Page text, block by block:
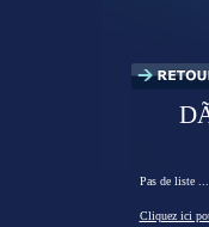
Pas de liste ...
Cliquez ici